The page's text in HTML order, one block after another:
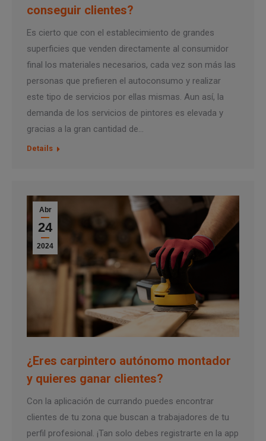
conseguir clientes?
Es cierto que con el establecimiento de grandes
superficies que venden directamente al consumidor
final los materiales necesarios, cada vez son más las
personas que prefieren el autoconsumo y realizar
este tipo de servicios por ellas mismas. Aun así, la
demanda de los servicios de pintores es elevada y
gracias a la gran cantidad de…
Details
Abr
24
2024
¿Eres carpintero autónomo montador
y quieres ganar clientes?
Con la aplicación de currando puedes encontrar
clientes de tu zona que buscan a trabajadores de tu
perfil profesional. ¡Tan solo debes registrarte en la app